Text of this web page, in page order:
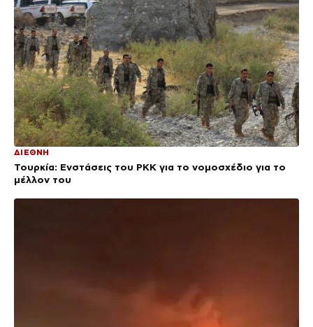
ΔΙΕΘΝΗ
Τουρκία: Ενστάσεις του PKK για το νομοσχέδιο για το
μέλλον του